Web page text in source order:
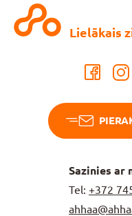
Lielākais
Sazinies ar
Tel: +372